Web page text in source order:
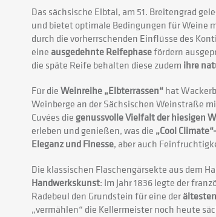
Das sächsische Elbtal, am 51. Breitengrad
und bietet optimale Bedingungen für Weine
durch die vorherrschenden Einflüsse des
eine ausgedehnte Reifephasefördern
die späte Reife behalten diese zudem ihre
Für dieWeinreihe „Elbterrassen“hat
Weinberge an der Sächsischen Weinstraße
Cuvées diegenussvolle Vielfalt der hiesigen
erleben und genießen, was die „Cool
Eleganz und Finesse, aber auch
Die klassischen Flaschengärsekte aus dem
Handwerkskunst: Im Jahr 1836 legte der
Radebeul den Grundstein für eine der
„vermählen“ die Kellermeister noch heute